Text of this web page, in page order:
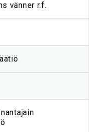
vänner r.f.